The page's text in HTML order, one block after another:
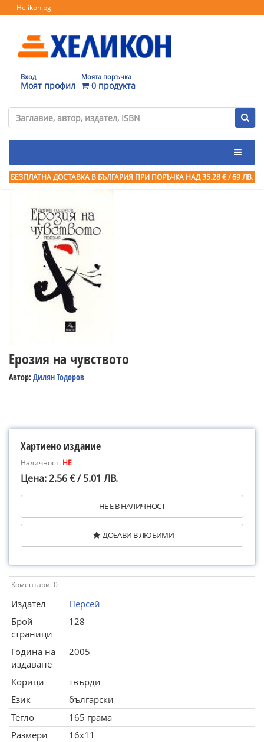
Helikon.bg
Вход
Моят профил
Моята поръчка
0 продукта
БЕЗПЛАТНА ДОСТАВКА В БЪЛГАРИЯ ПРИ ПОРЪЧКА НАД 35.28 € / 69 ЛВ.
Ерозия на чувството
Автор: Дилян Тодоров
Хартиено издание
Наличност: НЕ
Цена: 2.56 € / 5.01 ЛВ.
НЕ Е В НАЛИЧНОСТ
ДОБАВИ В ЛЮБИМИ
Коментари: 0
Издател
Персей
Брой
страници
128
Година на
издаване
2005
Корици
твърди
Език
български
Тегло
165 грама
Размери
16x11